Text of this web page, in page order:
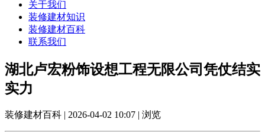
关于我们
装修建材知识
装修建材百科
联系我们
湖北卢宏粉饰设想工程无限公司凭仗结实
实力
装修建材百科 | 2026-04-02 10:07 | 浏览